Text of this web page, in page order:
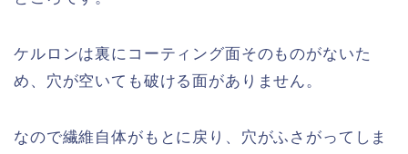
ケルロンは裏にコーティング面そのものがないた
め、 穴が空いても破ける面がありません。
なので繊維自体がもとに戻り、穴がふさがってしま